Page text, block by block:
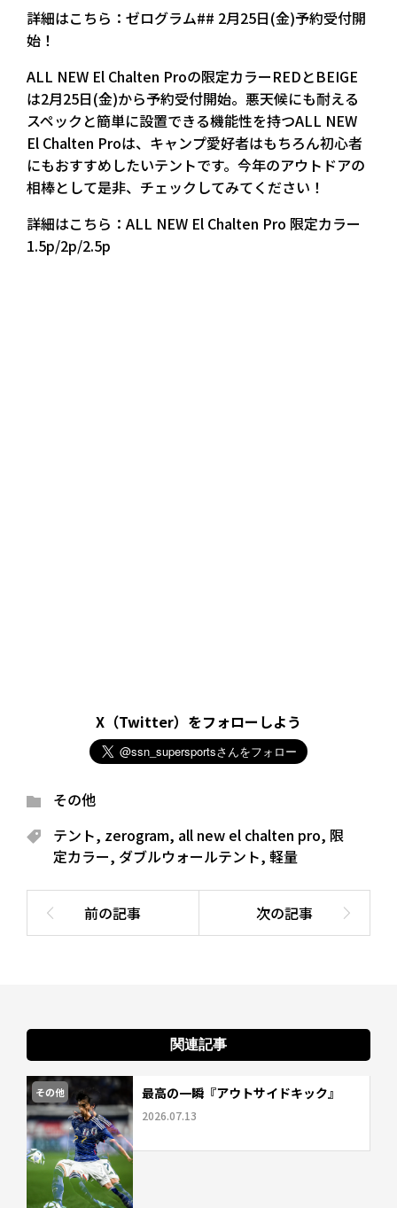
詳細はこちら：ゼログラム## 2月25日(金)予約受付開
始！
ALL NEW El Chalten Proの限定カラーREDとBEIGE
は2月25日(金)から予約受付開始。悪天候にも耐える
スペックと簡単に設置できる機能性を持つALL NEW
El Chalten Proは、キャンプ愛好者はもちろん初心者
にもおすすめしたいテントです。今年のアウトドアの
相棒として是非、チェックしてみてください！
詳細はこちら：ALL NEW El Chalten Pro 限定カラー
1.5p/2p/2.5p
X（Twitter）をフォローしよう
その他
テント, zerogram, all new el chalten pro, 限
定カラー, ダブルウォールテント, 軽量
関連記事
その他 最高の一瞬『アウトサイドキック』
2026.07.13